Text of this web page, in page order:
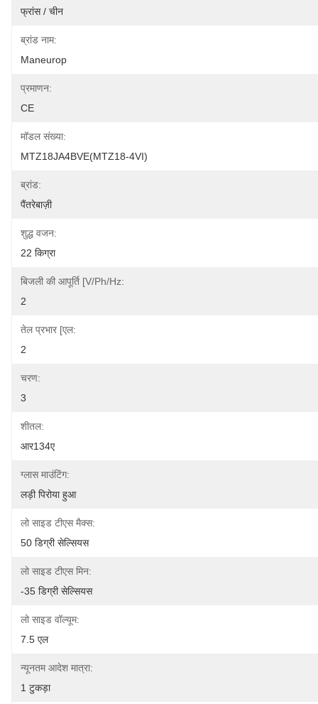
फ्रांस / चीन
ब्रांड नाम:
Maneurop
प्रमाणन:
CE
मॉडल संख्या:
MTZ18JA4BVE(MTZ18-4VI)
ब्रांड:
पैंतरेबाज़ी
शुद्ध वजन:
22 किग्रा
बिजली की आपूर्ति [V/Ph/Hz:
2
तेल प्रभार [एल:
2
चरण:
3
शीतल:
आर134ए
ग्लास माउंटिंग:
लड़ी पिरोया हुआ
लो साइड टीएस मैक्स:
50 डिग्री सेल्सियस
लो साइड टीएस मिन:
-35 डिग्री सेल्सियस
लो साइड वॉल्यूम:
7.5 एल
न्यूनतम आदेश मात्रा:
1 टुकड़ा